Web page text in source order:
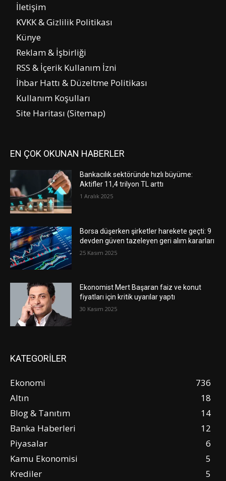
İletişim
KVKK & Gizlilik Politikası
Künye
Reklam & İşbirliği
RSS & İçerik Kullanım İzni
İhbar Hattı & Düzeltme Politikası
Kullanım Koşulları
Site Haritası (Sitemap)
EN ÇOK OKUNAN HABERLER
Bankacılık sektöründe hızlı büyüme:
Aktifler 11,4 trilyon TL arttı
1 Aralık 2025
Borsa düşerken şirketler harekete geçti: 9
devden güven tazeleyen geri alım kararları
25 Kasım 2025
Ekonomist Mert Başaran faiz ve konut
fiyatları için kritik uyarılar yaptı
30 Kasım 2025
KATEGORİLER
Ekonomi
736
Altın
18
Blog & Tanıtım
14
Banka Haberleri
12
Piyasalar
6
Kamu Ekonomisi
5
Krediler
5